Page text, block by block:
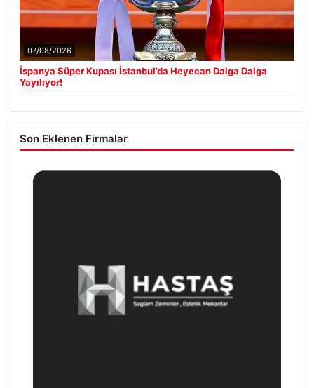
07/08/2026
İspanya Süper Kupası İstanbul’da Heyecan Dalga Dalga
Yayılıyor!
Son Eklenen Firmalar